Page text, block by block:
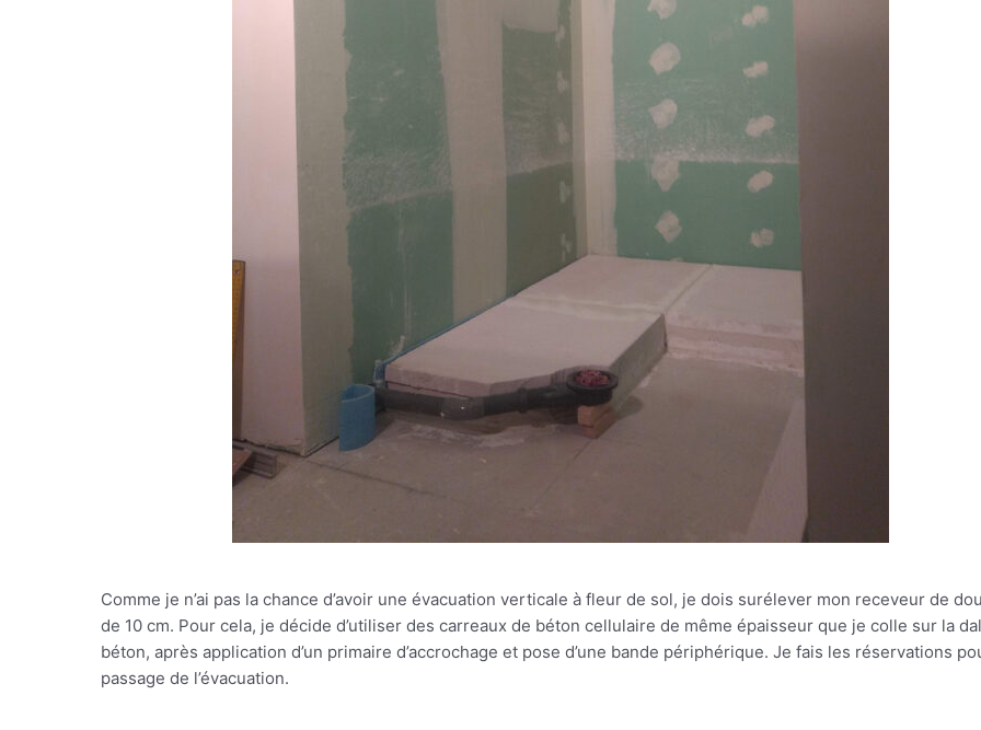
Comme je n’ai pas la chance d’avoir une évacuation verticale à fleur de sol, je dois surélever mon receveur de
de 10 cm. Pour cela, je décide d’utiliser des carreaux de béton cellulaire de même épaisseur que je colle sur la
béton, après application d’un primaire d’accrochage et pose d’une bande périphérique. Je fais les réservations
passage de l’évacuation.